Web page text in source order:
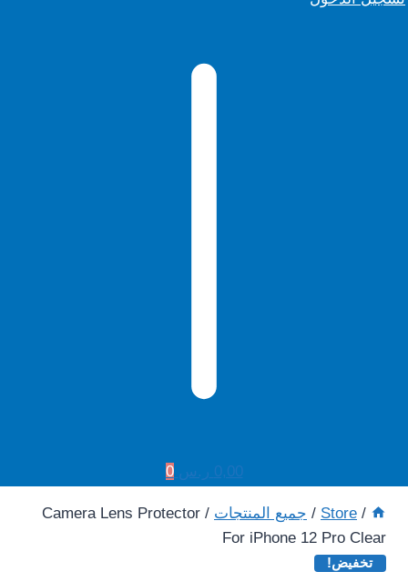
0,00 ر.س 0
Menu
/
Store
/ جميع المنتجات /
Camera Lens Protector
For iPhone 12 Pro Clear
تخفيض!